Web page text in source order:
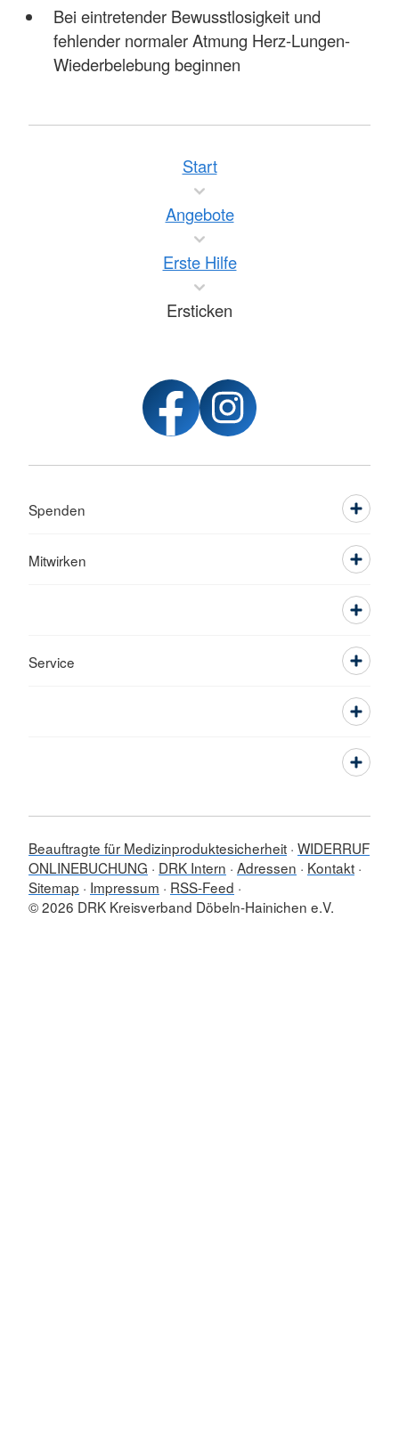
Bei eintretender Bewusstlosigkeit und
fehlender normaler Atmung Herz-Lungen-
Wiederbelebung beginnen
Start
Angebote
Erste Hilfe
Ersticken
Spenden
Mitwirken
Service
Beauftragte für Medizinproduktesicherheit WIDERRUF
ONLINEBUCHUNG
DRK Intern Adressen
Kontakt
Sitemap
Impressum
RSS-Feed
© 2026 DRK Kreisverband Döbeln-Hainichen e.V.